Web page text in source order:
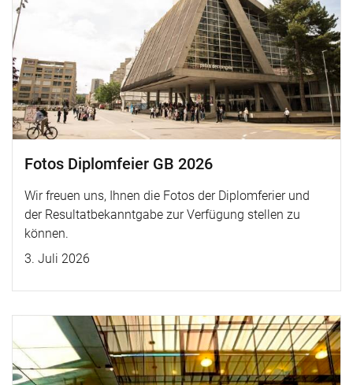
Fotos Diplomfeier GB 2026
Wir freuen uns, Ihnen die Fotos der Diplomferier und
der Resultatbekanntgabe zur Verfügung stellen zu
können.
3. Juli 2026